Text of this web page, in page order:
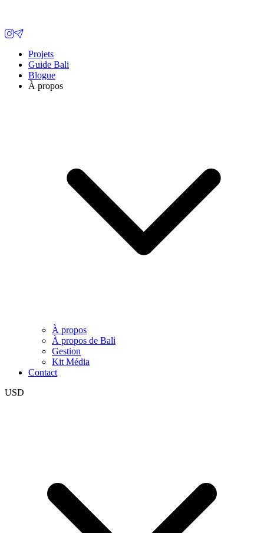
Projets
Guide Bali
Blogue
À propos
À propos
À propos de Bali
Gestion
Kit Média
Contact
USD